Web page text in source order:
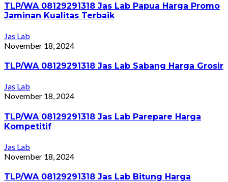
TLP/WA 08129291318 Jas Lab Papua Harga Promo
Jaminan Kualitas Terbaik
Jas Lab
November 18, 2024
TLP/WA 08129291318 Jas Lab Sabang Harga Grosir
Jas Lab
November 18, 2024
TLP/WA 08129291318 Jas Lab Parepare Harga
Kompetitif
Jas Lab
November 18, 2024
TLP/WA 08129291318 Jas Lab Bitung Harga